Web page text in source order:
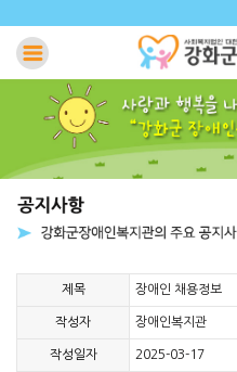
제목 장애인 채용정보
작성자 장애인복지관
작성일자 2025-03-17